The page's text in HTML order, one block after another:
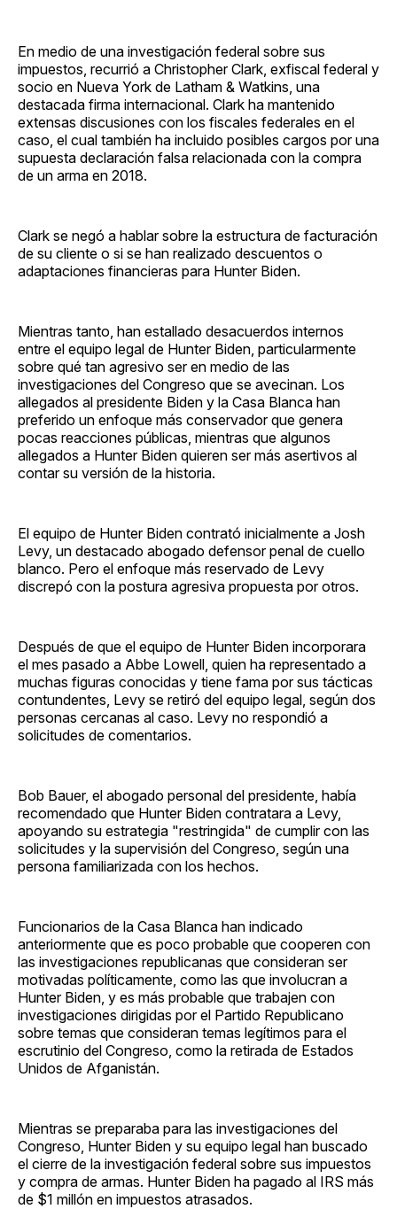
En medio de una investigación federal sobre sus
impuestos, recurrió a Christopher Clark, exfiscal federal y
socio en Nueva York de Latham & Watkins, una
destacada firma internacional. Clark ha mantenido
extensas discusiones con los fiscales federales en el
caso, el cual también ha incluido posibles cargos por una
supuesta declaración falsa relacionada con la compra
de un arma en 2018.
Clark se negó a hablar sobre la estructura de facturación
de su cliente o si se han realizado descuentos o
adaptaciones financieras para Hunter Biden.
Mientras tanto, han estallado desacuerdos internos
entre el equipo legal de Hunter Biden, particularmente
sobre qué tan agresivo ser en medio de las
investigaciones del Congreso que se avecinan. Los
allegados al presidente Biden y la Casa Blanca han
preferido un enfoque más conservador que genera
pocas reacciones públicas, mientras que algunos
allegados a Hunter Biden quieren ser más asertivos al
contar su versión de la historia.
El equipo de Hunter Biden contrató inicialmente a Josh
Levy, un destacado abogado defensor penal de cuello
blanco. Pero el enfoque más reservado de Levy
discrepó con la postura agresiva propuesta por otros.
Después de que el equipo de Hunter Biden incorporara
el mes pasado a Abbe Lowell, quien ha representado a
muchas figuras conocidas y tiene fama por sus tácticas
contundentes, Levy se retiró del equipo legal, según dos
personas cercanas al caso. Levy no respondió a
solicitudes de comentarios.
Bob Bauer, el abogado personal del presidente, había
recomendado que Hunter Biden contratara a Levy,
apoyando su estrategia "restringida" de cumplir con las
solicitudes y la supervisión del Congreso, según una
persona familiarizada con los hechos.
Funcionarios de la Casa Blanca han indicado
anteriormente que es poco probable que cooperen con
las investigaciones republicanas que consideran ser
motivadas políticamente, como las que involucran a
Hunter Biden, y es más probable que trabajen con
investigaciones dirigidas por el Partido Republicano
sobre temas que consideran temas legítimos para el
escrutinio del Congreso, como la retirada de Estados
Unidos de Afganistán.
Mientras se preparaba para las investigaciones del
Congreso, Hunter Biden y su equipo legal han buscado
el cierre de la investigación federal sobre sus impuestos
y compra de armas. Hunter Biden ha pagado al IRS más
de $1 millón en impuestos atrasados.